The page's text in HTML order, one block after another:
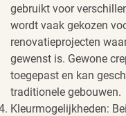
gebruikt voor
wordt vaak gekozen
renovatieprojecten
gewenst is. Gewone
toegepast en kan
traditionele gebouwen.
Kleurmogelijkheden: